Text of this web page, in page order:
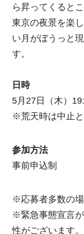
ら昇ってくると
東京の夜景を楽
い月がぼうっと
す。
日時
5月27日（木）
※荒天時は中止と
参加方法
事前申込制
※応募者多数の場
※緊急事態宣言
性がございます